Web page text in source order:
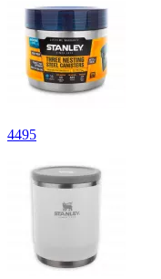
4495